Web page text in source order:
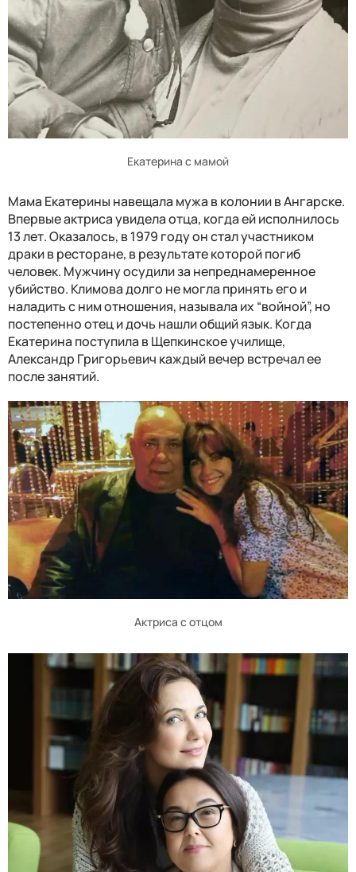
Екатерина с мамой
Мама Екатерины навещала мужа в колонии в Ангарске.
Впервые актриса увидела отца, когда ей исполнилось
13 лет. Оказалось, в 1979 году он стал участником
драки в ресторане, в результате которой погиб
человек. Мужчину осудили за непреднамеренное
убийство. Климова долго не могла принять его и
наладить с ним отношения, называла их “войной”, но
постепенно отец и дочь нашли общий язык. Когда
Екатерина поступила в Щепкинское училище,
Александр Григорьевич каждый вечер встречал ее
после занятий.
Актриса с отцом